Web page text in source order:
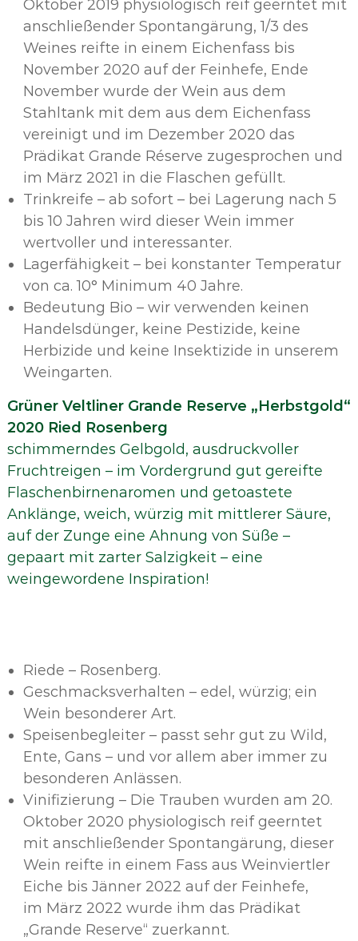
Oktober 2019 physiologisch reif geerntet mit
anschließender Spontangärung, 1/3 des
Weines reifte in einem Eichenfass bis
November 2020 auf der Feinhefe, Ende
November wurde der Wein aus dem
Stahltank mit dem aus dem Eichenfass
vereinigt und im Dezember 2020 das
Prädikat Grande Réserve zugesprochen und
im März 2021 in die Flaschen gefüllt.
Trinkreife – ab sofort – bei Lagerung nach 5
bis 10 Jahren wird dieser Wein immer
wertvoller und interessanter.
Lagerfähigkeit – bei konstanter Temperatur
von ca. 10° Minimum 40 Jahre.
Bedeutung Bio – wir verwenden keinen
Handelsdünger, keine Pestizide, keine
Herbizide und keine Insektizide in unserem
Weingarten.
Grüner Veltliner Grande Reserve „Herbstgold“
2020 Ried Rosenberg
schimmerndes Gelbgold, ausdruckvoller
Fruchtreigen – im Vordergrund gut gereifte
Flaschenbirnenaromen und getoastete
Anklänge, weich, würzig mit mittlerer Säure,
auf der Zunge eine Ahnung von Süße –
gepaart mit zarter Salzigkeit – eine
weingewordene Inspiration!
Riede – Rosenberg.
Geschmacksverhalten – edel, würzig; ein
Wein besonderer Art.
Speisenbegleiter – passt sehr gut zu Wild,
Ente, Gans – und vor allem aber immer zu
besonderen Anlässen.
Vinifizierung – Die Trauben wurden am 20.
Oktober 2020 physiologisch reif geerntet
mit anschließender Spontangärung, dieser
Wein reifte in einem Fass aus Weinviertler
Eiche bis Jänner 2022 auf der Feinhefe,
im März 2022 wurde ihm das Prädikat
„Grande Reserve“ zuerkannt.